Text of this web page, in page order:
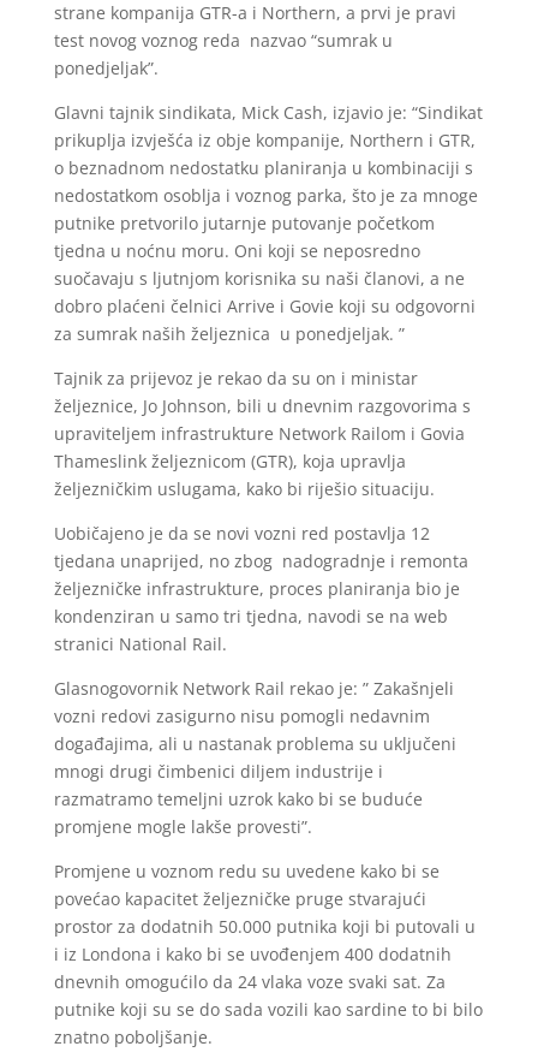
strane kompanija GTR-a i Northern, a prvi je pravi
test novog voznog reda nazvao “sumrak u
ponedjeljak”.
Glavni tajnik sindikata, Mick Cash, izjavio je: “Sindikat
prikuplja izvješća iz obje kompanije, Northern i GTR,
o beznadnom nedostatku planiranja u kombinaciji s
nedostatkom osoblja i voznog parka, što je za mnoge
putnike pretvorilo jutarnje putovanje početkom
tjedna u noćnu moru. Oni koji se neposredno
suočavaju s ljutnjom korisnika su naši članovi, a ne
dobro plaćeni čelnici Arrive i Govie koji su odgovorni
za sumrak naših željeznica u ponedjeljak. ”
Tajnik za prijevoz je rekao da su on i ministar
željeznice, Jo Johnson, bili u dnevnim razgovorima s
upraviteljem infrastrukture Network Railom i Govia
Thameslink željeznicom (GTR), koja upravlja
željezničkim uslugama, kako bi riješio situaciju.
Uobičajeno je da se novi vozni red postavlja 12
tjedana unaprijed, no zbog nadogradnje i remonta
željezničke infrastrukture, proces planiranja bio je
kondenziran u samo tri tjedna, navodi se na web
stranici National Rail.
Glasnogovornik Network Rail rekao je: ” Zakašnjeli
vozni redovi zasigurno nisu pomogli nedavnim
događajima, ali u nastanak problema su uključeni
mnogi drugi čimbenici diljem industrije i
razmatramo temeljni uzrok kako bi se buduće
promjene mogle lakše provesti”.
Promjene u voznom redu su uvedene kako bi se
povećao kapacitet željezničke pruge stvarajući
prostor za dodatnih 50.000 putnika koji bi putovali u
i iz Londona i kako bi se uvođenjem 400 dodatnih
dnevnih omogućilo da 24 vlaka voze svaki sat. Za
putnike koji su se do sada vozili kao sardine to bi bilo
znatno poboljšanje.